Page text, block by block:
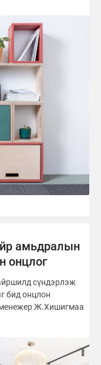
амьдралын
онцлог
сүндэрлэж
бид онцлон
Ж.Хишигмаа